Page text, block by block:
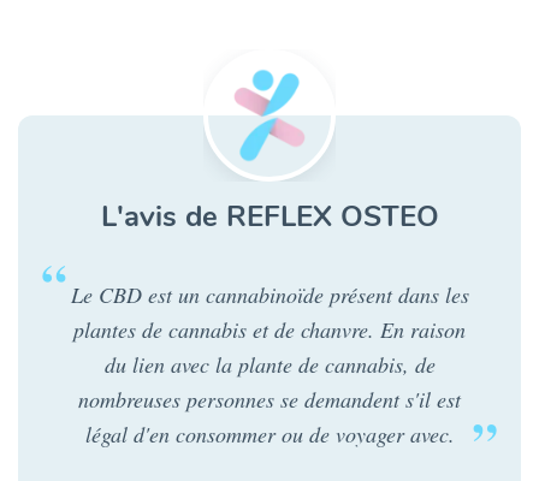
L'avis de REFLEX OSTEO
Le CBD est un cannabinoïde présent dans les
plantes de cannabis et de chanvre. En raison
du lien avec la plante de cannabis, de
nombreuses personnes se demandent s'il est
légal d'en consommer ou de voyager avec.